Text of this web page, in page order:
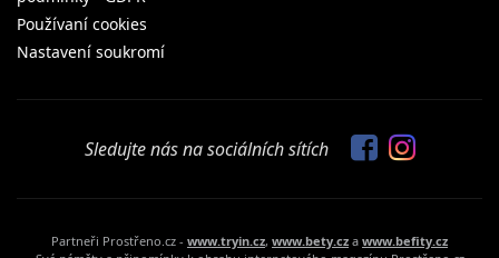
Používaní cookies
Nastavení soukromí
Sledujte nás na sociálních sítích
Partneři Prostřeno.cz - www.tryin.cz, www.bety.cz a www.befity.cz